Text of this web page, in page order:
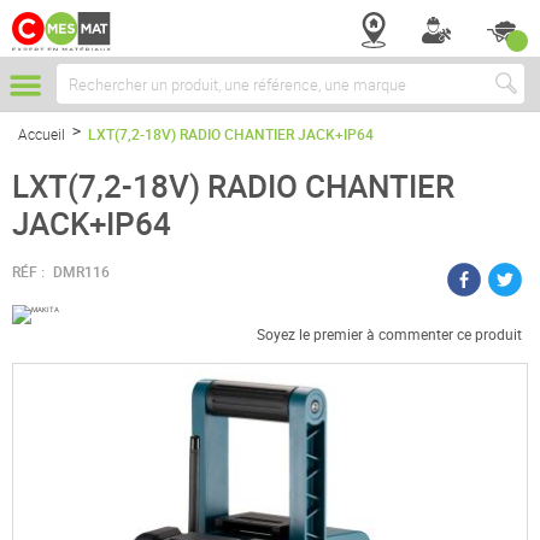
Chercher
Accueil LXT(7,2-18V) RADIO CHANTIER JACK+IP64
LXT(7,2-18V) RADIO CHANTIER
JACK+IP64
RÉF : DMR116
Soyez le premier à commenter ce produit
Passer